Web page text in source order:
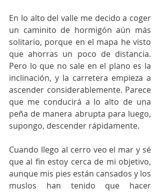
En lo alto del valle me decido a coger
un caminito de hormigón aún más
solitario, porque en el mapa he visto
que ahorras un poco de distancia.
Pero lo que no sale en el plano es la
inclinación, y la carretera empieza a
ascender considerablemente. Parece
que me conducirá a lo alto de una
peña de manera abrupta para luego,
supongo, descender rápidamente.
Cuando llego al cerro veo el mar y sé
que al fin estoy cerca de mi objetivo,
aunque mis pies están cansados y los
muslos han tenido que hacer